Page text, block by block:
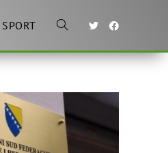
SPORT Toggle
search